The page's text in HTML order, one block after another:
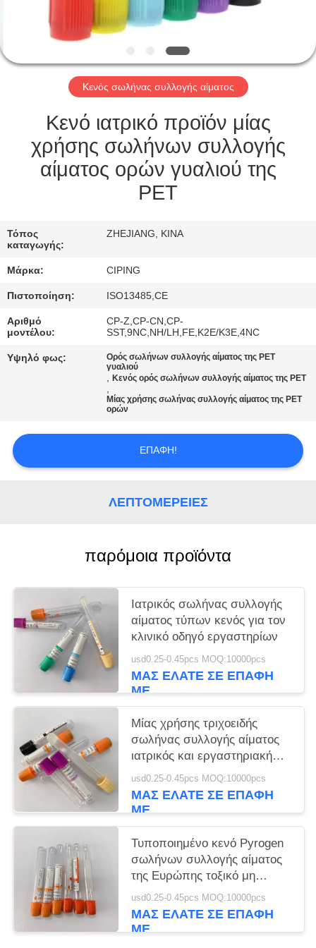
ΈΛΕΓΧΟΣ
ΜΑΣ
ΕΛΆΤΕ
ΕΠΑΦΉ
ΖΗΤΉΣΤΕ
ΑΠΌΣΠΑΣΜΑ
SITEMAP
PRIVACY
Κενός σωλήνας συλλογής αίματος
Κενό ιατρικό προϊόν μίας
χρήσης σωλήνων συλλογής
αίματος ορών γυαλιού της
PET
Τόπος
καταγωγής:
ZHEJIANG, ΚΙΝΑ
Μάρκα: CIPING
Πιστοποίηση: ISO13485,CE
Αριθμό
μοντέλου:
CP-Z,CP-CN,CP-
SST,9NC,NH/LH,FE,K2E/K3E,4NC
Υψηλό φως:
Ορός σωλήνων συλλογής αίματος της PET
γυαλιού
,Κενός ορός σωλήνων συλλογής αίματος της PET
,
Μίας χρήσης σωλήνας συλλογής αίματος της PET
ορών
ΕΠΑΦΉ!
ΛΕΠΤΟΜΈΡΕΙΕΣ
παρόμοια προϊόντα
Ιατρικός σωλήνας συλλογής
αίματος τύπων κενός για τον
κλινικό οδηγό εργαστηρίων
usd0.25-0.45pcs MOQ:10000pcs
ΜΑΣ ΕΛΆΤΕ ΣΕ ΕΠΑΦΉ
ΜΕ
Μίας χρήσης τριχοειδής
σωλήνας συλλογής αίματος
ιατρικός και εργαστηριακή
χρήση
usd0.25-0.45pcs MOQ:10000pcs
ΜΑΣ ΕΛΆΤΕ ΣΕ ΕΠΑΦΉ
ΜΕ
Τυποποιημένο κενό Pyrogen
σωλήνων συλλογής αίματος
της Ευρώπης τοξικό μη
ελεύθερο
usd0.25-0.45pcs MOQ:10000pcs
ΜΑΣ ΕΛΆΤΕ ΣΕ ΕΠΑΦΉ
ΜΕ